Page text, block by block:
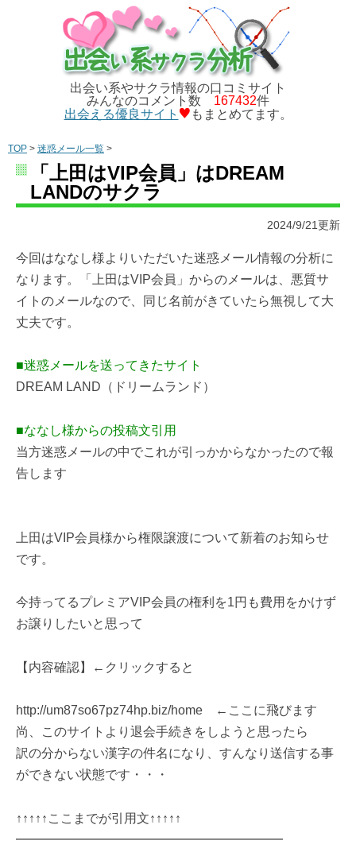
出会い系やサクラ情報の口コミサイト
みんなのコメント数 167432件
出会える優良サイト
もまとめてます。
TOP > 迷惑メール一覧 >
「上田はVIP会員」はDREAM
LANDのサクラ
2024/9/21更新
今回はななし様よりいただいた迷惑メール情報の分析に
なります。「上田はVIP会員」からのメールは、悪質サ
イトのメールなので、同じ名前がきていたら無視して大
丈夫です。
■迷惑メールを送ってきたサイト
DREAM LAND（ドリームランド）
■ななし様からの投稿文引用
当方迷惑メールの中でこれが引っかからなかったので報
告します
上田はVIP会員様から権限譲渡について新着のお知らせ
です。
今持ってるプレミアVIP会員の権利を1円も費用をかけず
お譲りしたいと思って
【内容確認】←クリックすると
http://um87so67pz74hp.biz/home ←ここに飛びます
尚、このサイトより退会手続きをしようと思ったら
訳の分からない漢字の件名になり、すんなり送信する事
ができない状態です・・・
↑↑↑↑↑ここまでが引用文↑↑↑↑↑
━━━━━━━━━━━━━━━━━━━━━